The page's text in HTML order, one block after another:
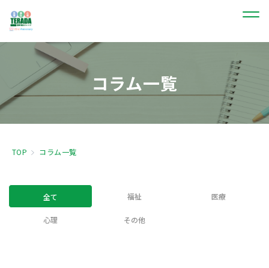
コラム一覧
TOP コラム一覧
全て 福祉 医療
心理 その他